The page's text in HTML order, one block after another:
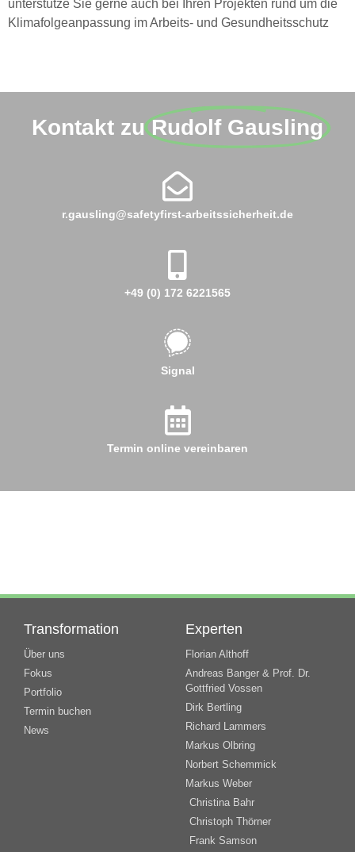
unterstütze Sie gerne auch bei Ihren Projekten rund um die
Klimafolgeanpassung im Arbeits- und Gesundheitsschutz
Kontakt zu Rudolf Gausling
r.gausling@safetyfirst-arbeitssicherheit.de
+49 (0) 172 6221565
Signal
Termin online vereinbaren
Transformation
Über uns
Fokus
Portfolio
Termin buchen
News
Experten
Florian Althoff
Andreas Banger & Prof. Dr.
Gottfried Vossen
Dirk Bertling
Richard Lammers
Markus Olbring
Norbert Schemmick
Markus Weber
Christina Bahr
Christoph Thörner
Frank Samson